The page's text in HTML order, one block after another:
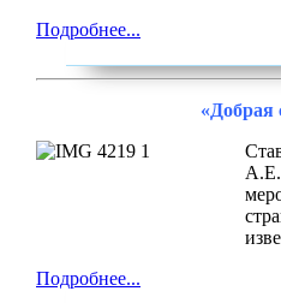
Подробнее...
«Добрая
Подробнее...